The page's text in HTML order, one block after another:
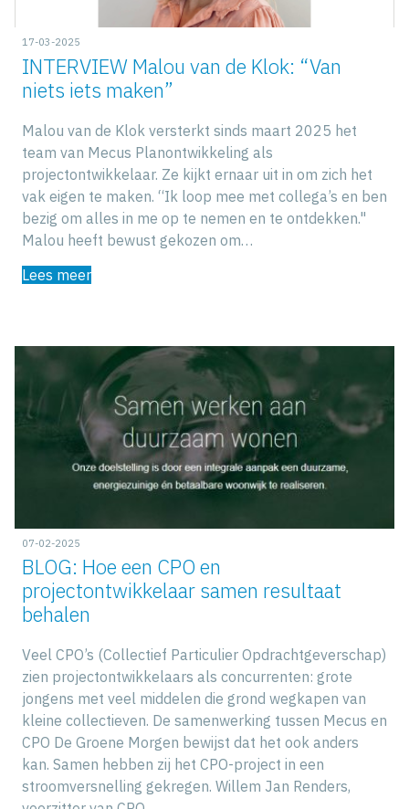
17-03-2025
INTERVIEW Malou van de Klok: “Van
niets iets maken”
Malou van de Klok versterkt sinds maart 2025 het
team van Mecus Planontwikkeling als
projectontwikkelaar. Ze kijkt ernaar uit in om zich het
vak eigen te maken. “Ik loop mee met collega’s en ben
bezig om alles in me op te nemen en te ontdekken."
Malou heeft bewust gekozen om…
Lees meer
07-02-2025
BLOG: Hoe een CPO en
projectontwikkelaar samen resultaat
behalen
Veel CPO’s (Collectief Particulier Opdrachtgeverschap)
zien projectontwikkelaars als concurrenten: grote
jongens met veel middelen die grond wegkapen van
kleine collectieven. De samenwerking tussen Mecus en
CPO De Groene Morgen bewijst dat het ook anders
kan. Samen hebben zij het CPO-project in een
stroomversnelling gekregen. Willem Jan Renders,